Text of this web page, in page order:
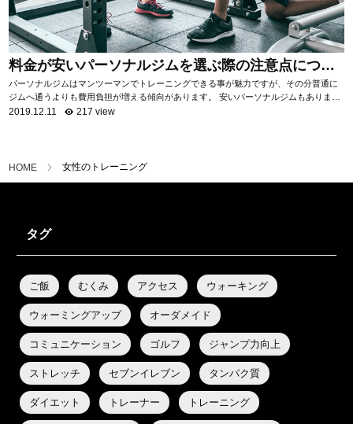
料金が安いパーソナルジムを選ぶ際の注意点につい
て
パーソナルジムはマンツーマンでトレーニングできる事が魅力ですが、その分普通に
ジムへ通うよりも費用負担が増える傾向があります。 安いパーソナルジムもあります
が、サービス内容はジムによって様々。 ...
2019.12.11 217 view
HOME 女性のトレーニング
タグ
ご飯 むくみ アクセス ウォーキング
ウォーミングアップ オーダメイド
コミュニケーション ゴルフ ジャンプ力向上
ストレッチ セブンイレブン タンパク質
ダイエット トレーナー トレーニング